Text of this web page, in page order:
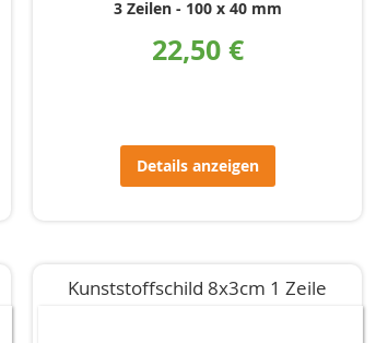
3 Zeilen 100 x 40 mm
22,50 €
Details anzeigen
Kunststoffschild 8x3cm 1 Zeile